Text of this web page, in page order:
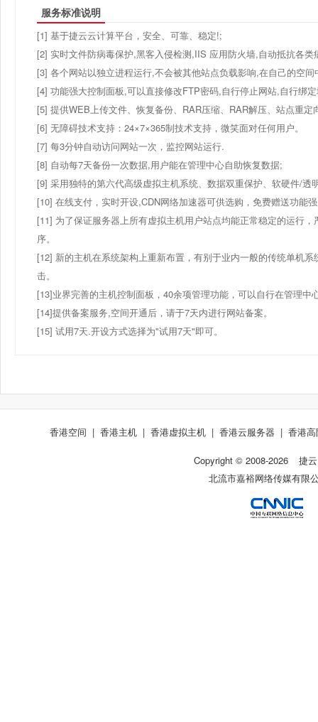
服务标准说明
[1] 基于捷云云计算平台，安全、可靠、稳定!;
[2] 实时文件防病毒保护,黑客入侵检测,IIS 应用防火墙,自动抵抗各类
[3] 各个网站以独立进程运行,不会被其他站点负载影响,在自己的空
[4] 功能强大控制面板,可以直接修改FTP密码,自行停止网站,自行绑
[5] 提供WEB上传文件、恢复备份、RAR压缩、RAR解压、站点重
[6] 无障碍技术支持：24×7×365制技术支持，微笑面对任何用户。
[7] 每3分钟自动访问网站一次，监控网站运行.
[8] 自动每7天备份一次数据,用户能在管理中心自助恢复数据;
[9] 采用独特的第六代高级虚拟主机系统、数据双重保护、软硬件/透
[10] 在线支付，实时开设,CDN网络加速器可供选购，免费赠送功能
[11] 为了保证服务器上所有虚拟主机用户站点均能正常稳定的运行
序。
[12] 新的主机在系统架构上重新布置，有别于业内一般的传统单机
击。
[13]业界完善的主机控制面板，40余项管理功能，可以自行在管理中
[14]提供备案服务,空间开通后，请于7天内进行网站备案。
[15] 试用7天.开设方式选择为"试用7天"即可。
香港空间 | 香港主机 | 香港虚拟主机 | 香港云服务器 | 香港
Copyright © 2008-2026
捷云
北流市嘉裕网络传媒有限